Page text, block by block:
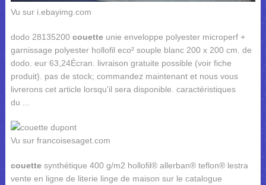
Vu sur i.ebayimg.com
dodo 28135200 couetteunie enveloppe polyester microperf +
garnissage polyester hollofil eco² souple blanc 200 x 200 cm. de
dodo. eur 63,24Écran. livraison gratuite possible (voir fiche
produit). pas de stock; commandez maintenant et nous vous
livrerons cet article lorsqu'il sera disponible. caractéristiques
du ...
Vu sur francoisesaget.com
couettesynthétique 400 g/m2 hollofil® allerban® teflon® lestra
vente en ligne de literie linge de maison sur le catalogue